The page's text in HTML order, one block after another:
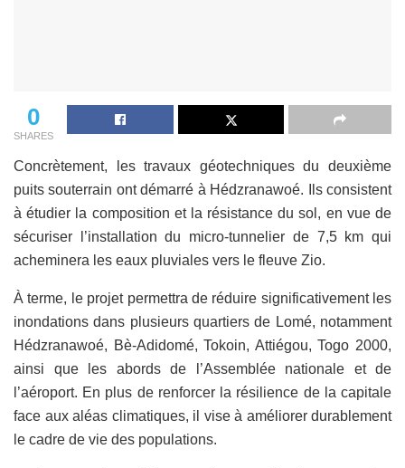
0
SHARES
Concrètement, les travaux géotechniques du deuxième
puits souterrain ont démarré à Hédzranawoé. Ils consistent
à étudier la composition et la résistance du sol, en vue de
sécuriser l’installation du micro-tunnelier de 7,5 km qui
acheminera les eaux pluviales vers le fleuve Zio.
À terme, le projet permettra de réduire significativement les
inondations dans plusieurs quartiers de Lomé, notamment
Hédzranawoé, Bè-Adidomé, Tokoin, Attiégou, Togo 2000,
ainsi que les abords de l’Assemblée nationale et de
l’aéroport. En plus de renforcer la résilience de la capitale
face aux aléas climatiques, il vise à améliorer durablement
le cadre de vie des populations.